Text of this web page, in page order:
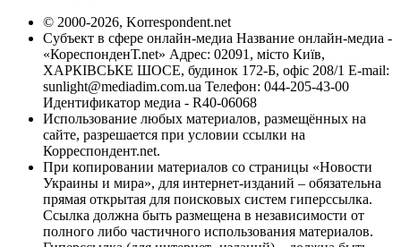
© 2000-2026, Korrespondent.net
Субъект в сфере онлайн-медиа Название онлайн-медиа -
«КореспонденТ.net» Адрес: 02091, місто Київ,
ХАРКІВСЬКЕ ШОСЕ, будинок 172-Б, офіс 208/1 E-mail:
sunlight@mediadim.com.ua Телефон: 044-205-43-00
Идентификатор медиа - R40-06068
Использование любых материалов, размещённых на
сайте, разрешается при условии ссылки на
Корреспондент.net.
При копировании материалов со страницы «Новости
Украины и мира», для интернет-изданий – обязательна
прямая открытая для поисковых систем гиперссылка.
Ссылка должна быть размещена в независимости от
полного либо частичного использования материалов.